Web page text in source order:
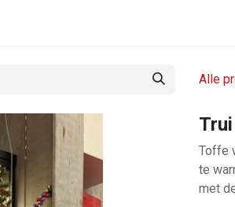
Alle
Toffe
te
met